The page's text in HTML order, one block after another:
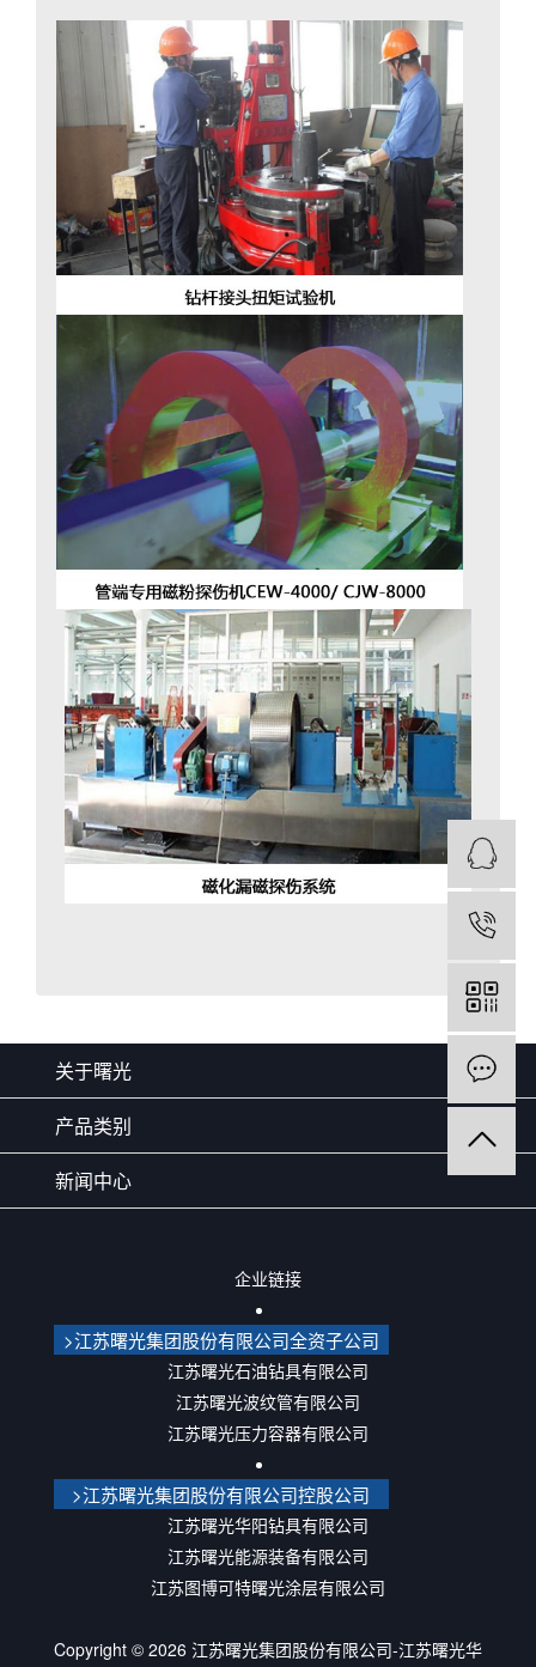
关于曙光
产品类别
新闻中心
企业链接
>江苏曙光集团股份有限公司全资子公司
江苏曙光石油钻具有限公司
江苏曙光波纹管有限公司
江苏曙光压力容器有限公司
>江苏曙光集团股份有限公司控股公司
江苏曙光华阳钻具有限公司
江苏曙光能源装备有限公司
江苏图博可特曙光涂层有限公司
Copyright © 2026 江苏曙光集团股份有限公司-江苏曙光华